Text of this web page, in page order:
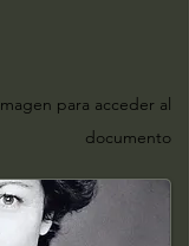
magen para acceder al
documento